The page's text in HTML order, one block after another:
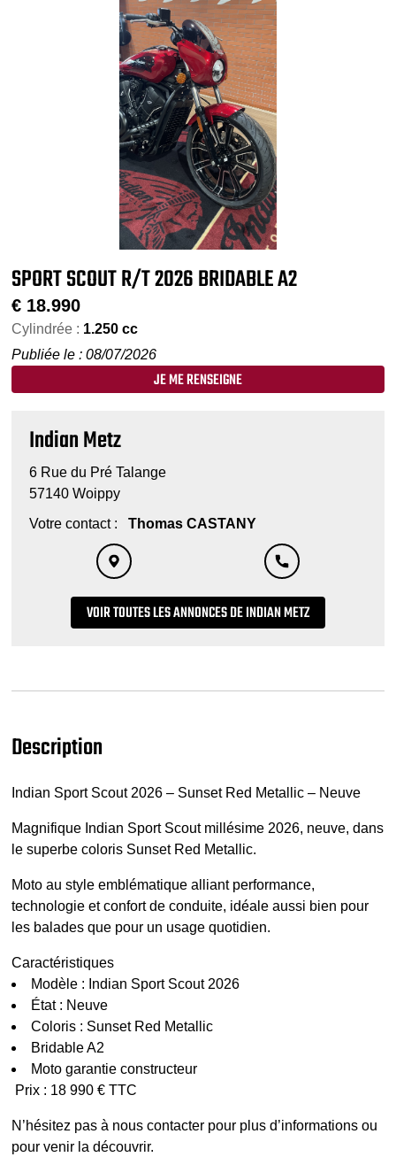
SPORT SCOUT R/T 2026 BRIDABLE A2
€ 18.990
Cylindrée : 1.250 cc
Publiée le : 08/07/2026
JE ME RENSEIGNE
Indian Metz
6 Rue du Pré Talange
57140 Woippy
Votre contact :
Thomas CASTANY
VOIR TOUTES LES ANNONCES DE INDIAN METZ
Description
Indian Sport Scout 2026 – Sunset Red Metallic – Neuve
Magnifique Indian Sport Scout millésime 2026, neuve, dans
le superbe coloris Sunset Red Metallic.
Moto au style emblématique alliant performance,
technologie et confort de conduite, idéale aussi bien pour
les balades que pour un usage quotidien.
Caractéristiques
Modèle : Indian Sport Scout 2026
État : Neuve
Coloris : Sunset Red Metallic
Bridable A2
Moto garantie constructeur
Prix : 18 990 € TTC
N’hésitez pas à nous contacter pour plus d’informations ou
pour venir la découvrir.